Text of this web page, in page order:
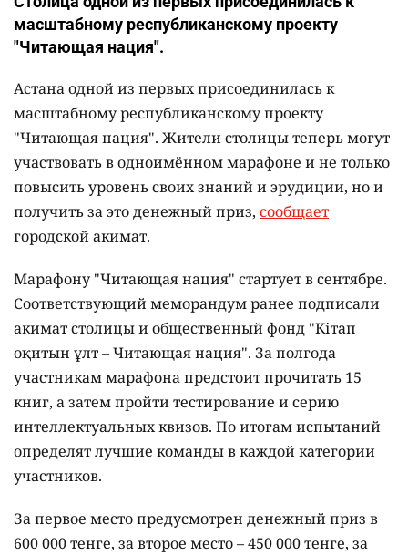
масштабному республиканскому проекту
"Читающая нация".
Астана одной из первых присоединилась к
масштабному республиканскому проекту
"Читающая нация". Жители столицы теперь могут
участвовать в одноимённом марафоне и не только
повысить уровень своих знаний и эрудиции, но и
получить за это денежный приз, сообщает
городской акимат.
Марафону "Читающая нация" стартует в сентябре.
Соответствующий меморандум ранее подписали
акимат столицы и общественный фонд "Кітап
оқитын ұлт – Читающая нация". За полгода
участникам марафона предстоит прочитать 15
книг, а затем пройти тестирование и серию
интеллектуальных квизов. По итогам испытаний
определят лучшие команды в каждой категории
участников.
За первое место предусмотрен денежный приз в
600 000 тенге, за второе место – 450 000 тенге, за